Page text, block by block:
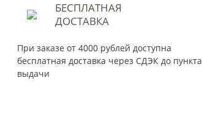
БЕСПЛАТНАЯ
ДОСТАВКА
При заказе от 4000 рублей доступна
бесплатная доставка через СДЭК до пункта
выдачи